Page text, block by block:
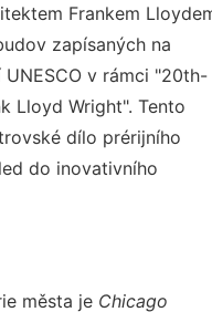
Frankem
zapísaných na
v rámci "20th-
Lloyd Wright". Tento
dílo prérijního
do inovativního
města je Chicago